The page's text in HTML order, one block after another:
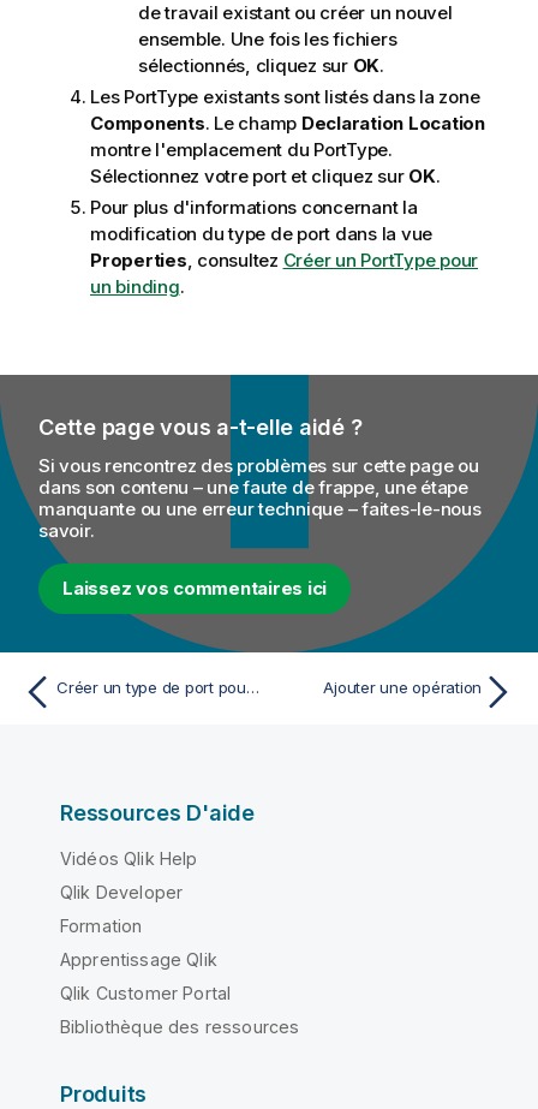
de travail existant ou créer un nouvel
ensemble. Une fois les fichiers
sélectionnés, cliquez sur OK.
Les PortType existants sont listés dans la zone
Components. Le champ Declaration Location
montre l'emplacement du PortType.
Sélectionnez votre port et cliquez sur OK.
Pour plus d'informations concernant la
modification du type de port dans la vue
Properties, consultez Créer un PortType pour
un binding.
Cette page vous a-t-elle aidé ?
Si vous rencontrez des problèmes sur cette page ou
dans son contenu – une faute de frappe, une étape
manquante ou une erreur technique – faites-le-nous
savoir.
Laissez vos commentaires ici
Créer un type de port pour un binding Ajouter une opération
Ressources D'aide
Vidéos Qlik Help
Qlik Developer
Formation
Apprentissage Qlik
Qlik Customer Portal
Bibliothèque des ressources
Produits